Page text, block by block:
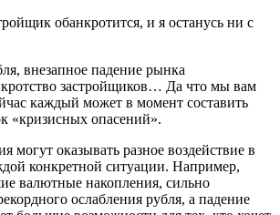
обанкротится, и я останусь ни с
внезапное падение рынка
застройщиков… Да что мы вам
каждый может в момент составить
«кризисных опасений».
могут оказывать разное воздействие в
конкретной ситуации. Например,
валютные накопления, сильно
ослабления рубля, а падение